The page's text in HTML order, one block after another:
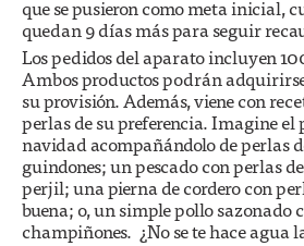
que se pusieron como meta inicial,
quedan 9 días más para seguir
Los pedidos del aparato incluyen
Ambos productos podrán adquirirse
su provisión. Además, viene con
perlas de su preferencia. Imagine el
navidad acompañándolo de perlas
guindones; un pescado con perlas
perjil; una pierna de cordero con
buena; o, un simple pollo sazonado
champiñones. ¿No se te hace agua